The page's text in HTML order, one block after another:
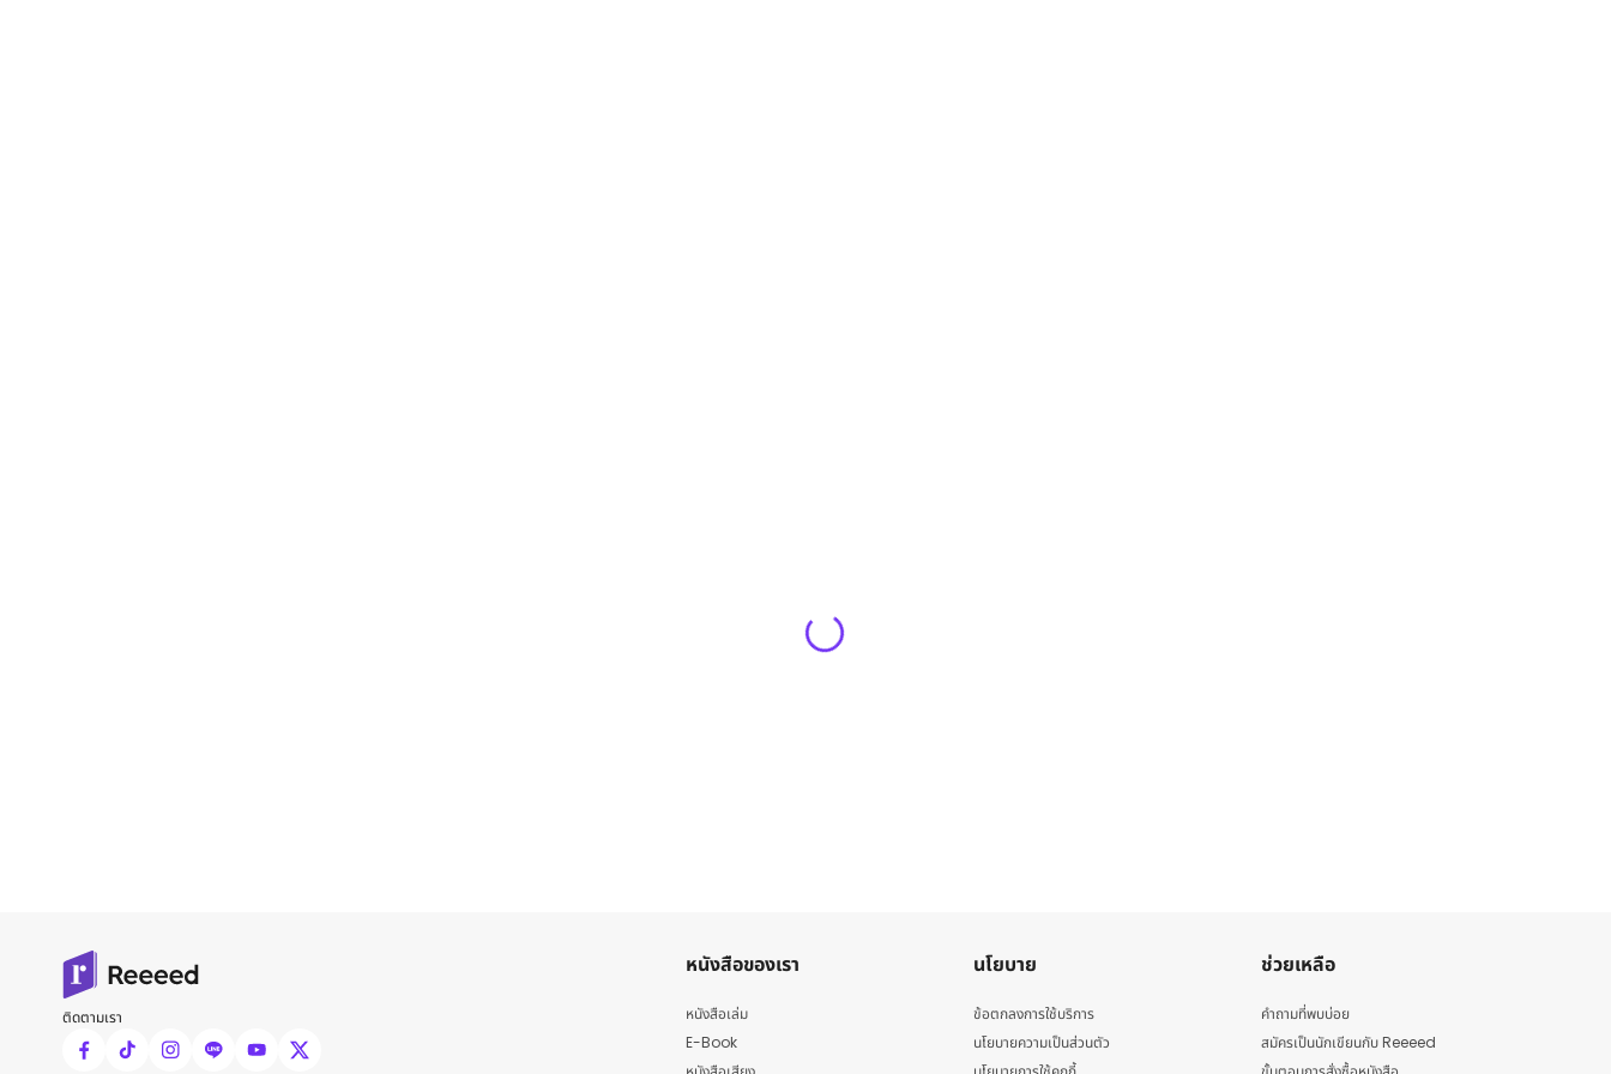
ติดตามเรา
หนังสือของเรา
หนังสือเล่ม
E-Book
นโยบาย
ข้อตกลงการใช้บริการ
นโยบายความเป็นส่วนตัว
ช่วยเหลือ
คำถามที่พบบ่อย
สมัครเป็นนักเขียนกับ Reeeed